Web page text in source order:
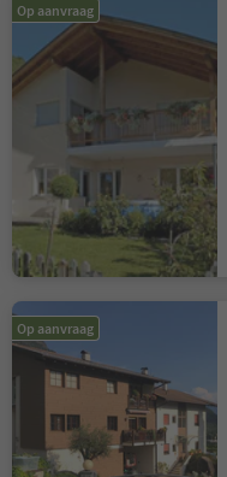
Op aanvraag
Op aanvraag